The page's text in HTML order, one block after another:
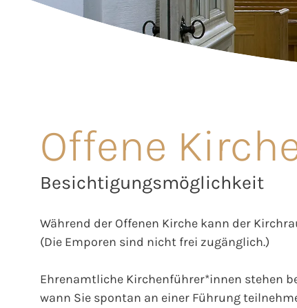
Offene
Besichtigungsmöglichkeit
Während der Offenen Kirche kann der
(Die Emporen sind nicht frei zugänglich.)
Ehrenamtliche Kirchenführer*innen stehen
wann Sie spontan an einer Führung